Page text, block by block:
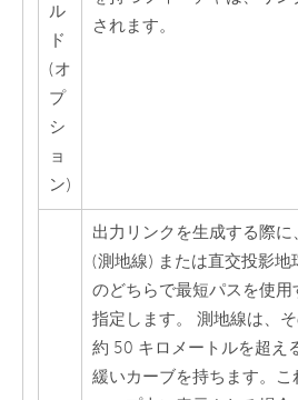
ル
ド
(オ
プ
シ
ョ
ン)
されます。
出力リンクを生成する際に
(測地線) または直交投影地
のどちらで最短パスを使用
指定します。 測地線は、
約 50 キロメートルを超え
緩いカーブを持ちます。こ